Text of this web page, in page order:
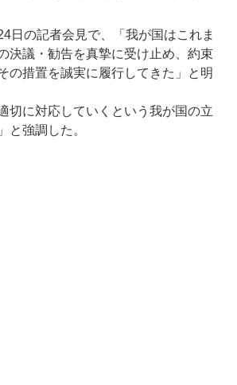
日の記者会見で、「我が国はこれま
決議・勧告を真摯に受け止め、約束
の措置を誠実に履行してきた」と明
切に対応していくという我が国の立
と強調した。